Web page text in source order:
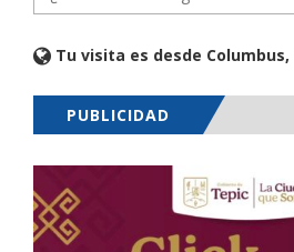
Tu visita es desde
PUBLICIDAD